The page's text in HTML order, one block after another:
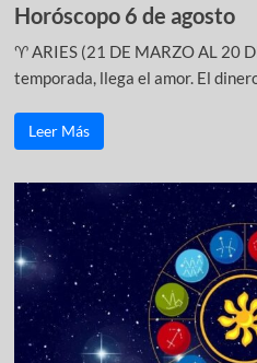
Horóscopo 6 de agosto
♈ ARIES (21 DE MARZO AL 20
temporada, llega el amor. El
Leer Más